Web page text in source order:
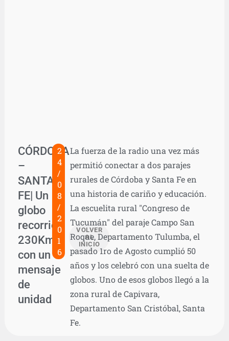
CÓRDOBA
–
SANTA
FE| Un
globo
recorrió
230Km
con un
mensaje
de
unidad
2
4
/
0
8
/
2
0
1
6
VOLVER
AL
INICIO
La fuerza de la radio una vez más
permitió conectar a dos parajes
rurales de Córdoba y Santa Fe en
una historia de cariño y educación.
La escuelita rural "Congreso de
Tucumán" del paraje Campo San
Roque, Departamento Tulumba, el
pasado 1ro de Agosto cumplió 50
años y los celebró con una suelta de
globos. Uno de esos globos llegó a la
zona rural de Capivara,
Departamento San Cristóbal, Santa
Fe.